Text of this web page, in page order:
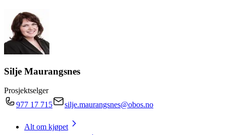
Silje Maurangsnes
Prosjektselger
977 17 715
silje.maurangsnes@obos.no
Alt om kjøpet